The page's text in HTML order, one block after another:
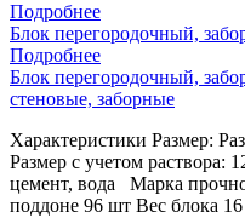
Подробнее
Блок перегородочный,
Подробнее
Блок перегородочный,
стеновые, заборные
Характеристики Размер:
Размер с учетом
цемент, вода Марка
поддоне 96 шт Вес блока